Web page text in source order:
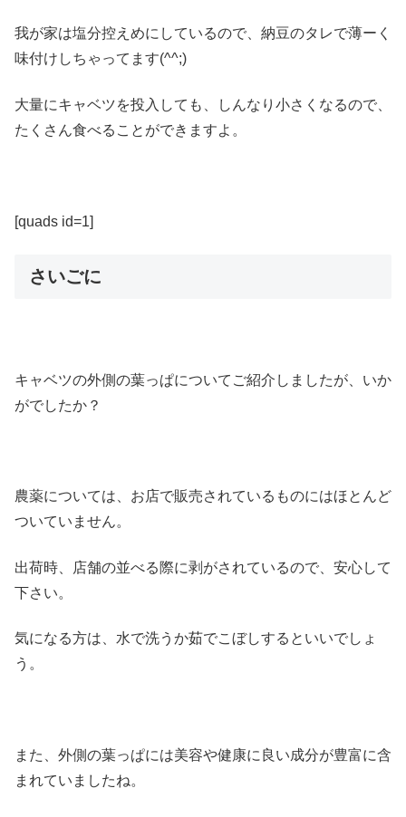
我が家は塩分控えめにしているので、納豆のタレで薄ーく
味付けしちゃってます(^^;)
大量にキャベツを投入しても、しんなり小さくなるので、
たくさん食べることができますよ。
[quads id=1]
さいごに
キャベツの外側の葉っぱについてご紹介しましたが、いか
がでしたか？
農薬については、お店で販売されているものにはほとんど
ついていません。
出荷時、店舗の並べる際に剥がされているので、安心して
下さい。
気になる方は、水で洗うか茹でこぼしするといいでしょ
う。
また、外側の葉っぱには美容や健康に良い成分が豊富に含
まれていましたね。